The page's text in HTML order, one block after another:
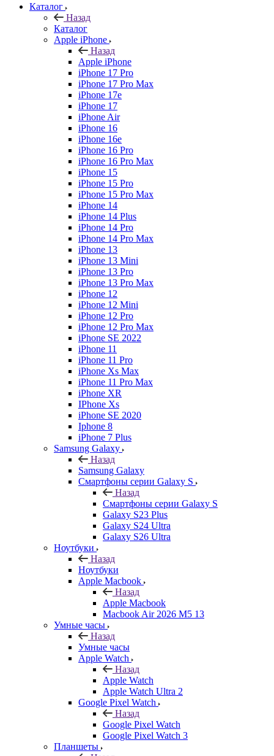
Каталог
Назад
Каталог
Apple iPhone
Назад
Apple iPhone
iPhone 17 Pro
iPhone 17 Pro Max
iPhone 17e
iPhone 17
iPhone Air
iPhone 16
iPhone 16e
iPhone 16 Pro
iPhone 16 Pro Max
iPhone 15
iPhone 15 Pro
iPhone 15 Pro Max
iPhone 14
iPhone 14 Plus
iPhone 14 Pro
iPhone 14 Pro Max
iPhone 13
iPhone 13 Mini
iPhone 13 Pro
iPhone 13 Pro Max
iPhone 12
iPhone 12 Mini
iPhone 12 Pro
iPhone 12 Pro Max
iPhone SE 2022
iPhone 11
iPhone 11 Pro
iPhone Xs Max
iPhone 11 Pro Max
iPhone XR
IPhone Xs
iPhone SE 2020
Iphone 8
iPhone 7 Plus
Samsung Galaxy
Назад
Samsung Galaxy
Смартфоны серии Galaxy S
Назад
Смартфоны серии Galaxy S
Galaxy S23 Plus
Galaxy S24 Ultra
Galaxy S26 Ultra
Ноутбуки
Назад
Ноутбуки
Apple Macbook
Назад
Apple Macbook
Macbook Air 2026 M5 13
Умные часы
Назад
Умные часы
Apple Watch
Назад
Apple Watch
Apple Watch Ultra 2
Google Pixel Watch
Назад
Google Pixel Watch
Google Pixel Watch 3
Планшеты